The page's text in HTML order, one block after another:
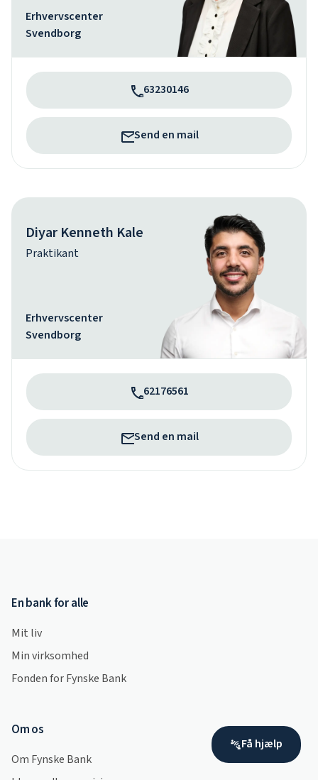
Få hjælp
Erhvervscenter
Svendborg
63230146
Send en mail
Diyar Kenneth Kale
Praktikant
Erhvervscenter
Svendborg
62176561
Send en mail
En bank for alle
Mit liv
Min virksomhed
Fonden for Fynske Bank
Om os
Om Fynske Bank